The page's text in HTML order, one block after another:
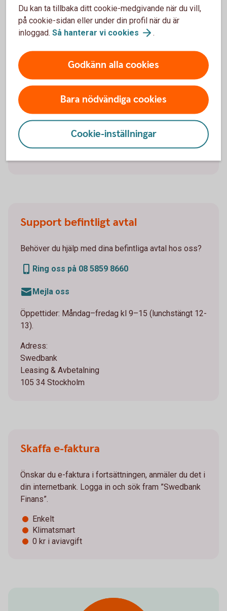
Ramavtalsportalen
Trygghet med en bilförsäkring
Behöver du en bilförsäkring till din företagsbil? Våra
försäkringar har ett omfattande skydd och smidig
skadehantering. Försäkringen gäller även vid leasing
av bil. Försäkringsgivare är Tre Kronor Försäkring AB.
Support befintligt avtal
Behöver du hjälp med dina befintliga avtal hos oss?
Ring oss på 08 5859 8660
Mejla oss
Öppettider: Måndag–fredag kl 9–15 (lunchstängt 12-
13).
Adress:
Swedbank
Leasing & Avbetalning
105 34 Stockholm
Skaffa e-faktura
Önskar du e-faktura i fortsättningen, anmäler du det i
din internetbank. Logga in och sök fram ”Swedbank
Finans”.
Enkelt
Klimatsmart
0 kr i aviavgift
Du kan ta tillbaka ditt cookie-medgivande när du vill,
på cookie-sidan eller under din profil när du är
inloggad. Så hanterar vi cookies .
Godkänn alla cookies
Bara nödvändiga cookies
Cookie-inställningar